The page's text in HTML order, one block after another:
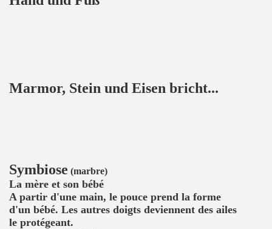
Marmor, Stein und Eisen bricht...
Symbiose (marbre)
La mère et son bébé
A partir d'une main, le pouce prend la forme
d'un bébé. Les autres doigts deviennent des ailes
le protégeant.